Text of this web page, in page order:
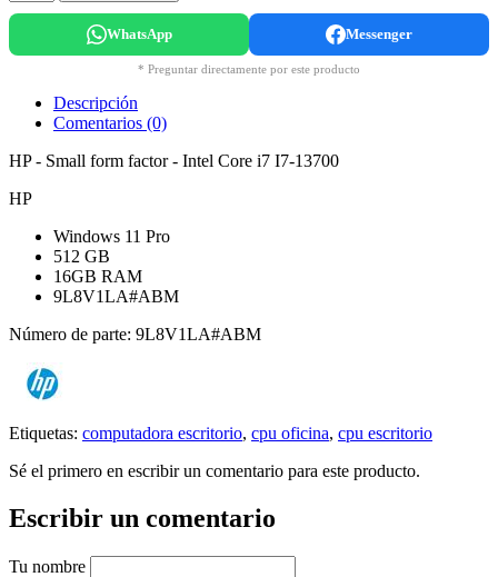
WhatsApp Messenger
* Preguntar directamente por este producto
Descripción
Comentarios (0)
HP - Small form factor - Intel Core i7 I7-13700
HP
Windows 11 Pro
512 GB
16GB RAM
9L8V1LA#ABM
Número de parte: 9L8V1LA#ABM
Etiquetas: computadora escritorio, cpu oficina, cpu escritorio
Sé el primero en escribir un comentario para este producto.
Escribir un comentario
Tu nombre